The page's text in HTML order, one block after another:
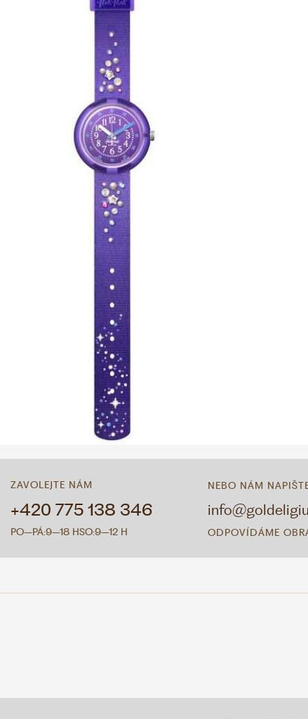
ZAVOLEJTE NÁM
+420 775 138 346
PO–PÁ:9–18 HSO:9–12 H
NEBO NÁM
ODPOVÍDÁME